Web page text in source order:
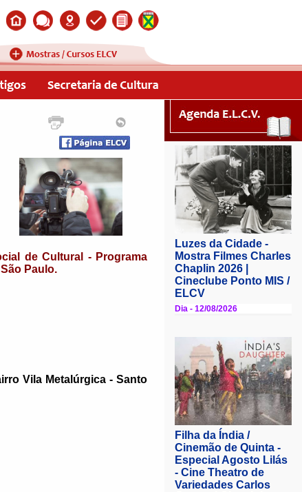
de Cultural - Programa
Paulo.
Vila Metalúrgica - Santo